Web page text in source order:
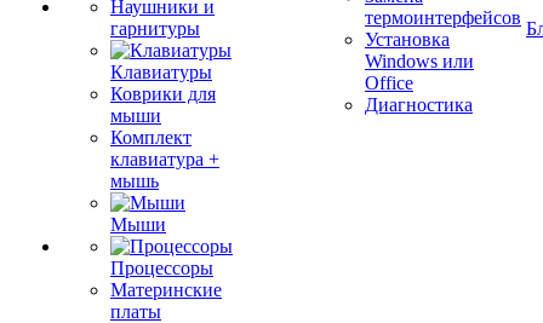
Наушники и
гарнитуры
Клавиатуры
Коврики для
мыши
Комплект
клавиатура +
мышь
Мыши
Процессоры
Материнские
платы
термоинтерфейсов
Установка
Windows или
Office
Диагностика